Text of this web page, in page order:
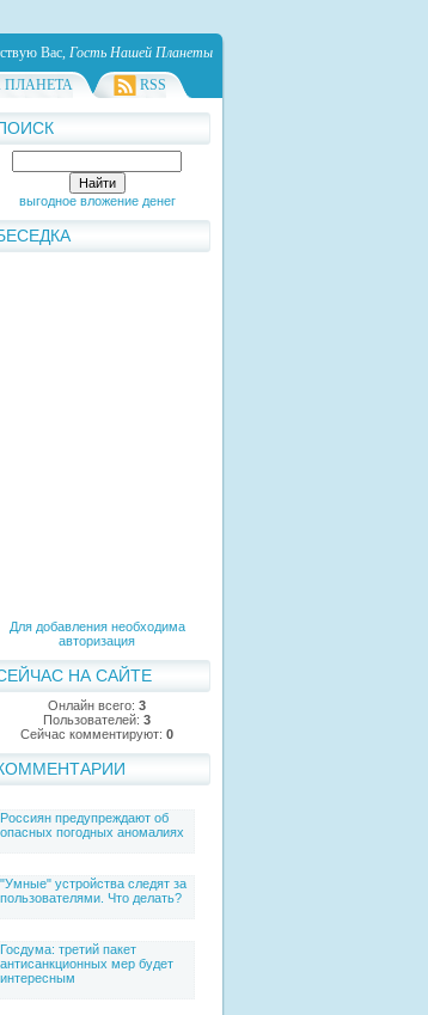
Вас, Гость Нашей Планеты
RSS
выгодное вложение денег
Для добавления необходима
авторизация
НА САЙТЕ
Онлайн всего: 3
Пользователей: 3
Сейчас комментируют: 0
Россиян предупреждают об
опасных погодных аномалиях
"Умные" устройства следят за
пользователями. Что делать?
Госдума: третий пакет
антисанкционных мер будет
интересным